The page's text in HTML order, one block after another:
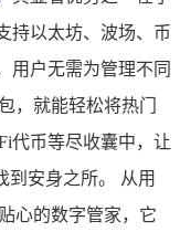
持以太坊、波场、币
用户无需为管理不同
，就能轻松将热门
代币等尽收囊中，让
到安身之所。 从用
心的数字管家，它